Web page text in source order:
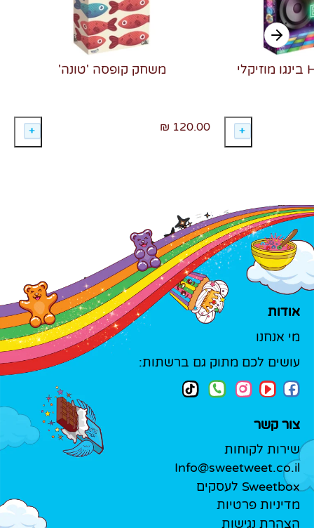
משחק קופסה 'טונה'
120.00 ₪
אודות
מי אנחנו
עושים לכם מתוק גם ברשתות:
צור קשר
שירות לקוחות
Info@sweetweet.co.il
Sweetbox לעסקים
מדיניות פרטיות
הצהרת נגישות